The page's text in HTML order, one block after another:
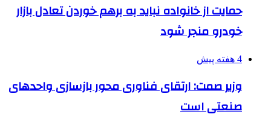
حمایت از خانواده نباید به برهم خوردن تعادل بازار
خودرو منجر شود
4 هفته پیش
وزیر صمت: ارتقای فناوری محور بازسازی واحدهای
صنعتی است